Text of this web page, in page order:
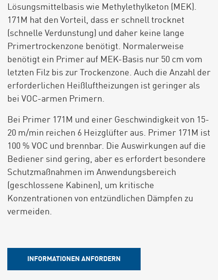
Lösungsmittelbasis wie Methylethylketon (MEK).
171M hat den Vorteil, dass er schnell trocknet
(schnelle Verdunstung) und daher keine lange
Primertrockenzone benötigt. Normalerweise
benötigt ein Primer auf MEK-Basis nur 50 cm vom
letzten Filz bis zur Trockenzone. Auch die Anzahl der
erforderlichen Heißluftheizungen ist geringer als
bei VOC-armen Primern.
Bei Primer 171M und einer Geschwindigkeit von 15-
20 m/min reichen 6 Heizglüfter aus. Primer 171M ist
100 % VOC und brennbar. Die Auswirkungen auf die
Bediener sind gering, aber es erfordert besondere
Schutzmaßnahmen im Anwendungsbereich
(geschlossene Kabinen), um kritische
Konzentrationen von entzündlichen Dämpfen zu
vermeiden.
INFORMATIONEN ANFORDERN